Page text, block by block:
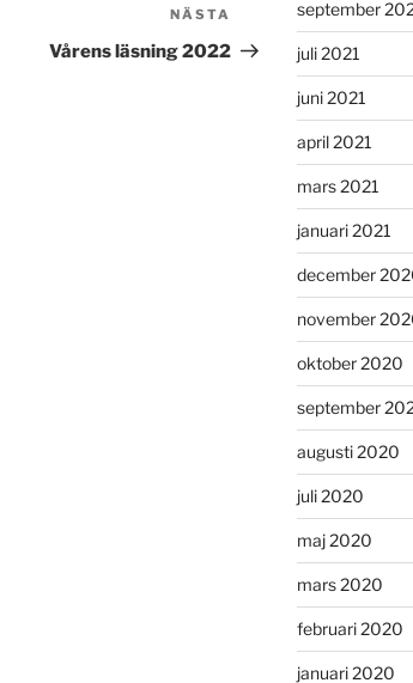
inlägg
NÄSTA
Vårens läsning 2022
september
juli 2021
juni 2021
april 2021
mars 2021
januari 2021
december
november
oktober 2020
september
augusti 2020
juli 2020
maj 2020
mars 2020
februari 2020
januari 2020